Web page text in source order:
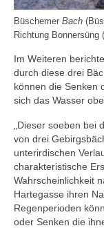
Büschemer Bach
Richtung Bonnersüng
Im Weiteren
durch diese drei
können die Senken
sich das Wasser
„Dieser soeben
von drei
unterirdischen
charakteristische
Wahrscheinlichkeit
Hartegasse ihren
Regenperioden
oder Senken die